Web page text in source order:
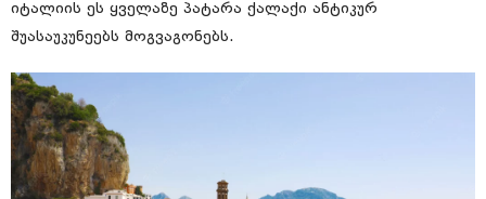
იტალიის ეს ყველაზე პატარა ქალაქი ანტიკურ
შუასაუკუნეებს მოგვაგონებს.